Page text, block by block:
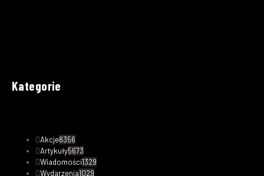
Kategorie
Akcje8356
Artykuły5673
Wiadomości1329
Wydarzenia1029